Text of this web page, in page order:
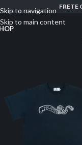
Skip to navigation
Skip to main content
FRETE